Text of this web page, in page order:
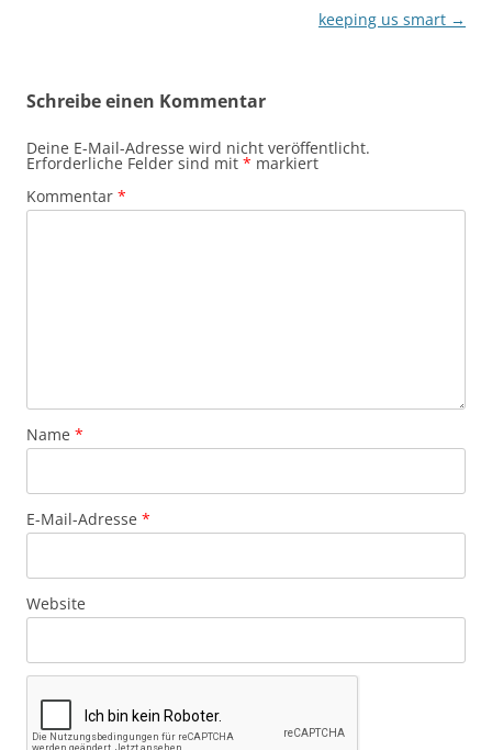
keeping us smart →
Schreibe einen Kommentar
Deine E-Mail-Adresse wird nicht veröffentlicht.
Erforderliche Felder sind mit * markiert
Kommentar *
Name *
E-Mail-Adresse *
Website